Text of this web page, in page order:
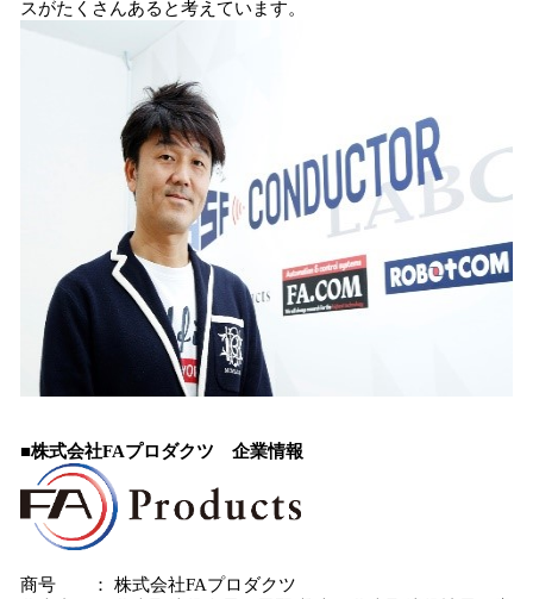
スがたくさんあると考えています。
■株式会社FAプロダクツ 企業情報
商号 ： 株式会社FAプロダクツ